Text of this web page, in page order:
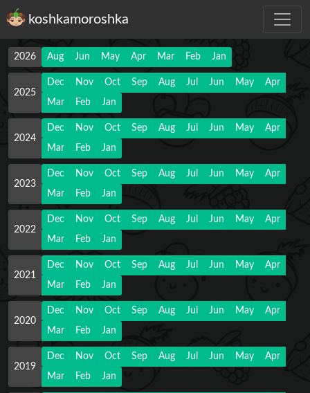
koshkamoroshka
2026 Aug Jun May Apr Mar Feb Jan
2025
Dec Nov Oct Sep Aug Jul Jun May Apr
Mar Feb Jan
2024
Dec Nov Oct Sep Aug Jul Jun May Apr
Mar Feb Jan
2023
Dec Nov Oct Sep Aug Jul Jun May Apr
Mar Feb Jan
2022
Dec Nov Oct Sep Aug Jul Jun May Apr
Mar Feb Jan
2021
Dec Nov Oct Sep Aug Jul Jun May Apr
Mar Feb Jan
2020
Dec Nov Oct Sep Aug Jul Jun May Apr
Mar Feb Jan
2019
Dec Nov Oct Sep Aug Jul Jun May Apr
Mar Feb Jan